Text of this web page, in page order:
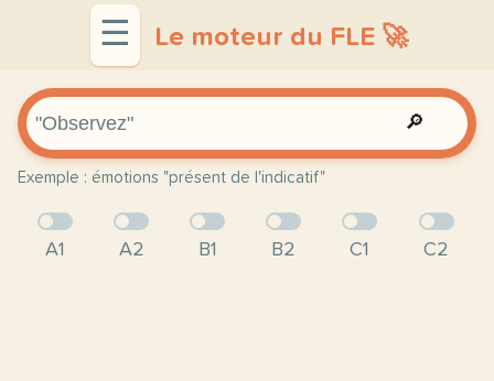
☰ Le moteur du FLE 🚀
🔎
Exemple : émotions "présent de l'indicatif"
A1 A2 B1 B2 C1 C2